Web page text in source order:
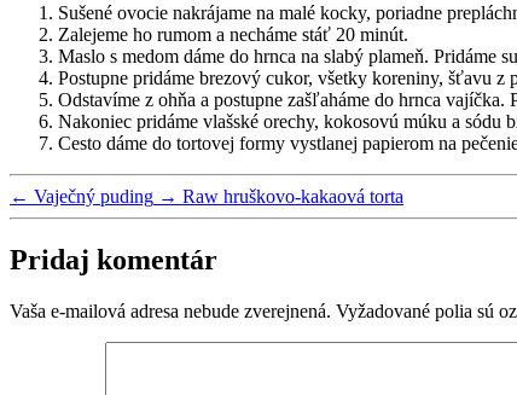
Sušené ovocie nakrájame na malé kocky, poriadne
Zalejeme ho rumom a necháme stáť 20 minút.
Maslo s medom dáme do hrnca na slabý plameň. Pridáme
Postupne pridáme brezový cukor, všetky koreniny, šťavu z
Odstavíme z ohňa a postupne zašľaháme do hrnca
Nakoniec pridáme vlašské orechy, kokosovú múku a sódu
Cesto dáme do tortovej formy vystlanej papierom na
← Vaječný puding → Raw hruškovo-kakaová torta
Pridaj komentár
Vaša e-mailová adresa nebude zverejnená. Vyžadované polia sú